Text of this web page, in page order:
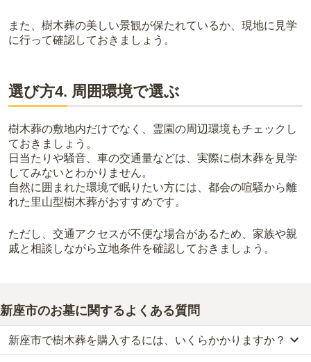
また、樹木葬の美しい景観が保たれているか、現地に見学
に行って確認しておきましょう。
選び方4. 周囲環境で選ぶ
樹木葬の敷地内だけでなく、霊園の周辺環境もチェックし
ておきましょう。
日当たりや騒音、車の交通量などは、実際に樹木葬を見学
してみないとわかりません。
自然に囲まれた環境で眠りたい方には、都会の喧騒から離
れた里山型樹木葬がおすすめです。
ただし、交通アクセスが不便な場合があるため、家族や親
戚と相談しながら立地条件を確認しておきましょう。
新座市のお墓に関するよくある質問
新座市で樹木葬を購入するには、いくらかかりますか？